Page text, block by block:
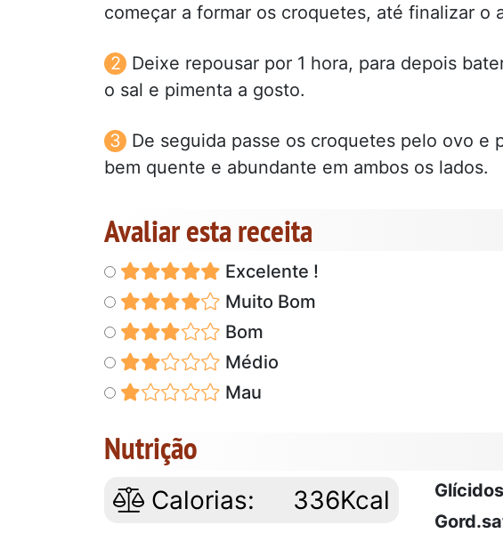
começar a formar os croquetes, até finalizar o
Deixe repousar por 1 hora, para depois
o sal e pimenta a gosto.
De seguida passe os croquetes pelo ovo e
bem quente e abundante em ambos os lados.
Avaliar esta receita
Excelente !
Muito Bom
Bom
Médio
Mau
Nutrição
Calorias: 336Kcal